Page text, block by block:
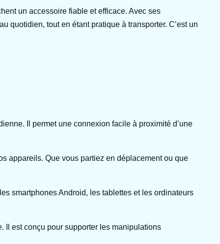
un accessoire fiable et efficace. Avec ses
quotidien, tout en étant pratique à transporter. C’est un
Il permet une connexion facile à proximité d’une
appareils. Que vous partiez en déplacement ou que
smartphones Android, les tablettes et les ordinateurs
Il est conçu pour supporter les manipulations